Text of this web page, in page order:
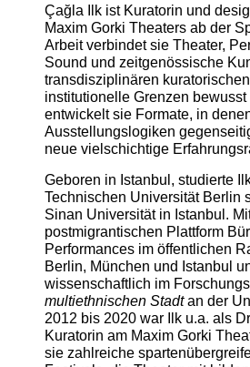
Çağla Ilk ist Kuratorin und
Maxim Gorki Theaters ab der
Arbeit verbindet sie Theater,
Sound und zeitgenössische
transdisziplinären
institutionelle Grenzen
entwickelt sie Formate, in
Ausstellungslogiken
neue vielschichtige
Geboren in Istanbul, studierte
Technischen Universität Berlin
Sinan Universität in Istanbul.
postmigrantischen Plattform
Performances im öffentlichen
Berlin, München und Istanbul
wissenschaftlich im
multiethnischen Stadtan der
2012 bis 2020 war Ilk u.a. als
Kuratorin am Maxim Gorki
sie zahlreiche